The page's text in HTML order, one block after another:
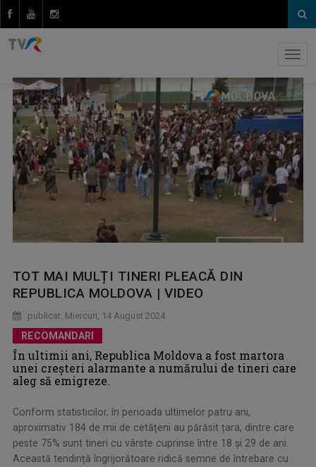
TOT MAI MULȚI TINERI PLEACĂ DIN
REPUBLICA MOLDOVA | VIDEO
publicat: Miercuri, 14 August 2024
RECOMANDARI
În ultimii ani, Republica Moldova a fost martora
unei creșteri alarmante a numărului de tineri care
aleg să emigreze.
Conform statisticilor, în perioada ultimelor patru ani,
aproximativ 184 de mii de cetățeni au părăsit țara, dintre care
peste 75% sunt tineri cu vârste cuprinse între 18 și 29 de ani.
Această tendință îngrijorătoare ridică semne de întrebare cu